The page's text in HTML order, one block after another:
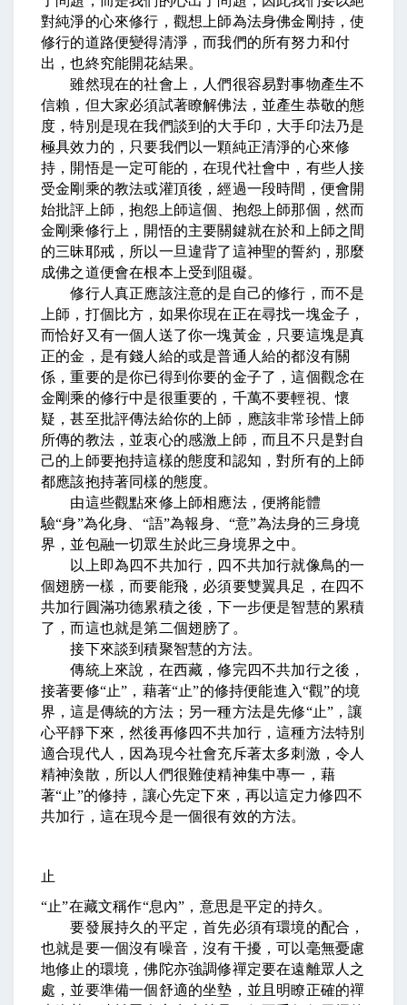
對純淨的心來修行，觀想上師為法身佛金剛持，使
修行的道路便變得清淨，而我們的所有努力和付
出，也終究能開花結果。
雖然現在的社會上，人們很容易對事物產生不
信賴，但大家必須試著瞭解佛法，並產生恭敬的態
度，特別是現在我們談到的大手印，大手印法乃是
極具效力的，只要我們以一顆純正清淨的心來修
持，開悟是一定可能的，在現代社會中，有些人接
受金剛乘的教法或灌頂後，經過一段時間，便會開
始批評上師，抱怨上師這個、抱怨上師那個，然而
金剛乘修行上，開悟的主要關鍵就在於和上師之間
的三昧耶戒，所以一旦違背了這神聖的誓約，那麼
成佛之道便會在根本上受到阻礙。
修行人真正應該注意的是自己的修行，而不是
上師，打個比方，如果你現在正在尋找一塊金子，
而恰好又有一個人送了你一塊黃金，只要這塊是真
正的金，是有錢人給的或是普通人給的都沒有關
係，重要的是你已得到你要的金子了，這個觀念在
金剛乘的修行中是很重要的，千萬不要輕視、懷
疑，甚至批評傳法給你的上師，應該非常珍惜上師
所傳的教法，並衷心的感激上師，而且不只是對自
己的上師要抱持這樣的態度和認知，對所有的上師
都應該抱持著同樣的態度。
由這些觀點來修上師相應法，便將能體
驗“身”為化身、 “語”為報身、“意”為法身的三身境
界，並包融一切眾生於此三身境界之中。
以上即為四不共加行，四不共加行就像鳥的一
個翅膀一樣，而要能飛，必須要雙翼具足，在四不
共加行圓滿功德累積之後，下一步便是智慧的累積
了，而這也就是第二個翅膀了。
接下來談到積聚智慧的方法。
傳統上來說，在西藏，修完四不共加行之後，
接著要修“止” ，藉著“止”的修持便能進入“觀”的境
界，這是傳統的方法；另一種方法是先修“止” ，讓
心平靜下來，然後再修四不共加行，這種方法特別
適合現代人，因為現今社會充斥著太多刺激，令人
精神渙散，所以人們很難使精神集中專一，藉
著“止”的修持，讓心先定下來，再以這定力修四不
共加行，這在現今是一個很有效的方法。
止
“止”在藏文稱作“息內” ，意思是平定的持久。
要發展持久的平定，首先必須有環境的配合，
也就是要一個沒有噪音，沒有干擾，可以毫無憂慮
地修止的環境，佛陀亦強調修禪定要在遠離眾人之
處，並要準備一個舒適的坐墊，並且明瞭正確的禪